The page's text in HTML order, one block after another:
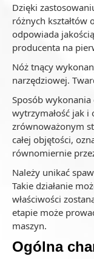
Dzięki
różnych kształtów
odpowiada
producenta na
Nóż tnący
narzędziowej.
Sposób
wytrzymałość jak i
zrównoważonym
całej objętości,
równomiernie
Należy unikać
Takie działanie
właściwości
etapie może
maszyn.
Ogólna